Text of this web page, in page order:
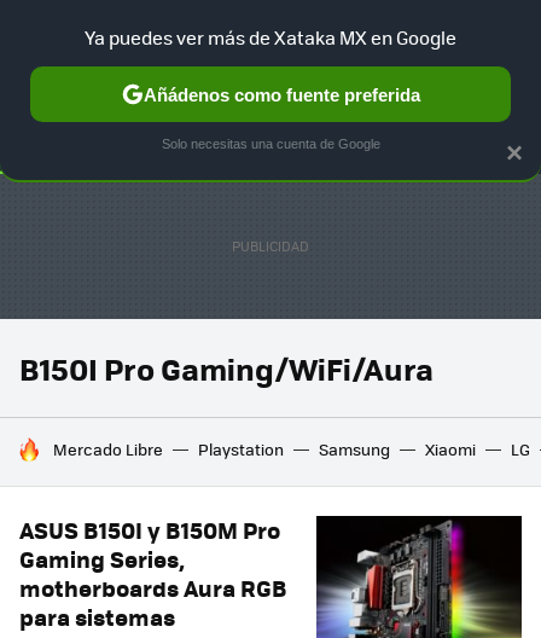
SELECCIÓN GAMING HOME AUTO TERRITORIO
B150I Pro Gaming/WiFi/Aura
HOY SE HABLA DE
Mercado Libre Playstation Samsung Xiaomi LG
ASUS B150I y B150M Pro
Gaming Series,
motherboards Aura RGB
para sistemas
×
Ya puedes ver más de Xataka MX en Google
Añádenos como fuente preferida
Solo necesitas una cuenta de Google